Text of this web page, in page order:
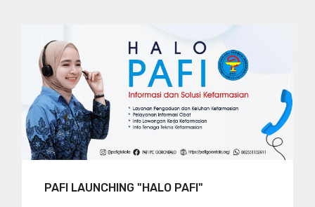
PAFI LAUNCHING "HALO PAFI"